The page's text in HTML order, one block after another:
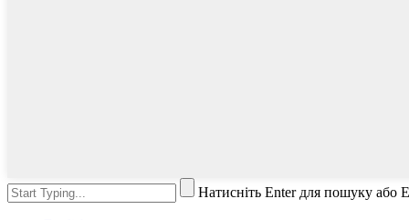
Натисніть Enter для пошуку або